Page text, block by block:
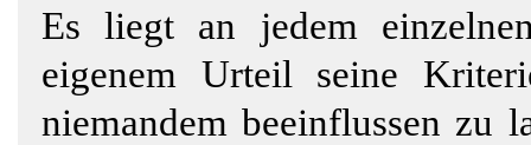
Es liegt an jedem
eigenem Urteil seine
niemandem beeinflussen zu